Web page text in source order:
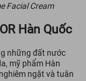
Facial Cream
Hàn Quốc
những đất nước
mỹ phẩm Hàn
ngặt và tuân